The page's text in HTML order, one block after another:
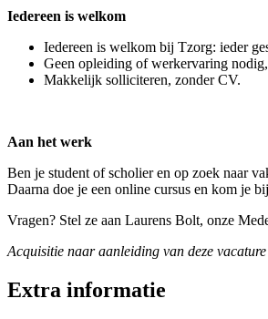
Iedereen is welkom
Iedereen is welkom bij Tzorg: ieder
Geen opleiding of werkervaring
Makkelijk solliciteren, zonder CV.
Aan het werk
Ben je student of scholier en op zoek naar
Daarna doe je een online cursus en kom je
Vragen? Stel ze aan Laurens Bolt, onze
Acquisitie naar aanleiding van deze
Extra informatie